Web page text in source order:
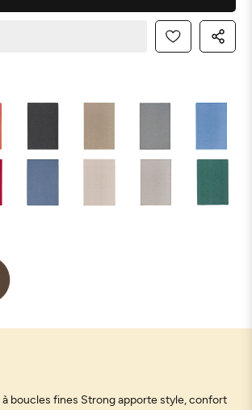
à boucles fines Strong apporte style, confort